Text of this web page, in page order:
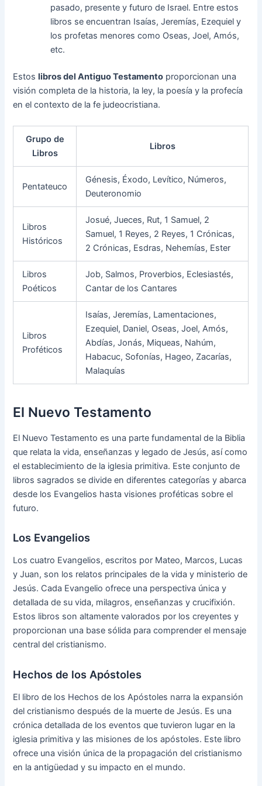
pasado, presente y futuro de Israel. Entre estos
libros se encuentran Isaías, Jeremías, Ezequiel y
los profetas menores como Oseas, Joel, Amós,
etc.
Estoslibros del Antiguo Testamento proporcionan una
visión completa de la historia, la ley, la poesía y la profecía
en el contexto de la fe judeocristiana.
Grupo de
Libros
Libros
Pentateuco
Génesis, Éxodo, Levítico, Números,
Deuteronomio
Libros
Históricos
Josué, Jueces, Rut, 1 Samuel, 2
Samuel, 1 Reyes, 2 Reyes, 1 Crónicas,
2 Crónicas, Esdras, Nehemías, Ester
Libros
Poéticos
Job, Salmos, Proverbios, Eclesiastés,
Cantar de los Cantares
Libros
Proféticos
Isaías, Jeremías, Lamentaciones,
Ezequiel, Daniel, Oseas, Joel, Amós,
Abdías, Jonás, Miqueas, Nahúm,
Habacuc, Sofonías, Hageo, Zacarías,
Malaquías
El Nuevo Testamento
El Nuevo Testamento es una parte fundamental de la Biblia
que relata la vida, enseñanzas y legado de Jesús, así como
el establecimiento de la iglesia primitiva. Este conjunto de
libros sagrados se divide en diferentes categorías y abarca
desde los Evangelios hasta visiones proféticas sobre el
futuro.
Los Evangelios
Los cuatro Evangelios, escritos por Mateo, Marcos, Lucas
y Juan, son los relatos principales de la vida y ministerio de
Jesús. Cada Evangelio ofrece una perspectiva única y
detallada de su vida, milagros, enseñanzas y crucifixión.
Estos libros son altamente valorados por los creyentes y
proporcionan una base sólida para comprender el mensaje
central del cristianismo.
Hechos de los Apóstoles
El libro de los Hechos de los Apóstoles narra la expansión
del cristianismo después de la muerte de Jesús. Es una
crónica detallada de los eventos que tuvieron lugar en la
iglesia primitiva y las misiones de los apóstoles. Este libro
ofrece una visión única de la propagación del cristianismo
en la antigüedad y su impacto en el mundo.